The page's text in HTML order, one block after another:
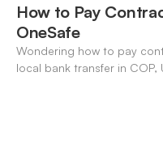
How to Pay
OneSafe
Wondering how to pay
local bank transfer in